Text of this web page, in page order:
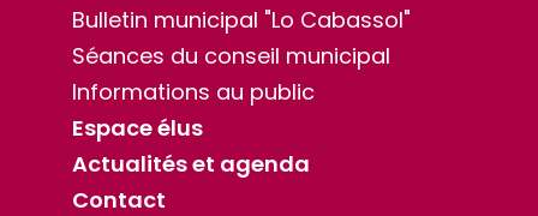
Bulletin municipal "Lo Cabassol"
Séances du conseil municipal
Informations au public
Espace élus
Actualités et agenda
Contact